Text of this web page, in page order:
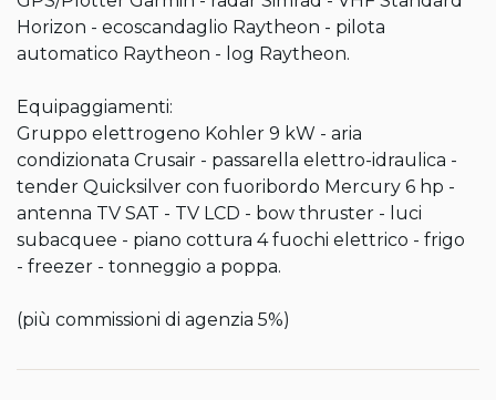
Horizon - ecoscandaglio Raytheon - pilota
automatico Raytheon - log Raytheon.
Equipaggiamenti:
Gruppo elettrogeno Kohler 9 kW - aria
condizionata Crusair - passarella elettro-idraulica -
tender Quicksilver con fuoribordo Mercury 6 hp -
antenna TV SAT - TV LCD - bow thruster - luci
subacquee - piano cottura 4 fuochi elettrico - frigo
- freezer - tonneggio a poppa.
(più commissioni di agenzia 5%)